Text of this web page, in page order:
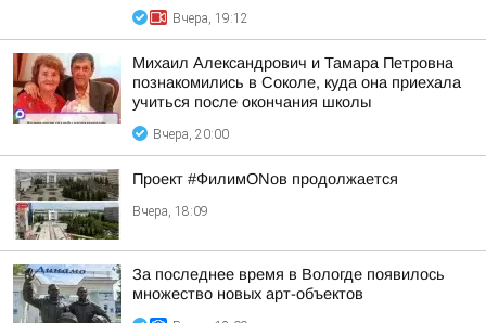
Вчера, 19:12
Михаил Александрович и Тамара Петровна
познакомились в Соколе, куда она приехала
учиться после окончания школы
Вчера, 20:00
Проект #ФилимONов продолжается
Вчера, 18:09
За последнее время в Вологде появилось
множество новых арт-объектов